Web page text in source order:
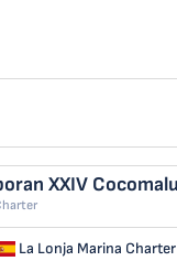
XXIV
La Lonja Marina Charter